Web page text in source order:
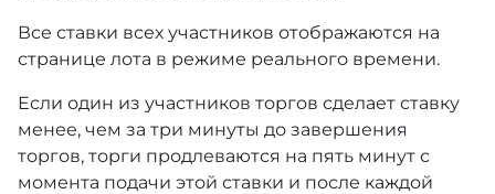
Все ставки всех участников отображаются на
странице лота в режиме реального времени.
Если один из участников торгов сделает ставку
менее, чем за три минуты до завершения
торгов, торги продлеваются на пять минут с
момента подачи этой ставки и после каждой